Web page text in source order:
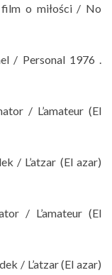
o miłości / No
/ Personal 1976 .
/ L’amateur (El
/ L’atzar (El azar)
/ L’amateur (El
/ L’atzar (El azar)